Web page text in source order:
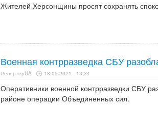
Жителей Херсонщины просят сохранять
Военная контрразведка СБУ
РепортерUA 18.05.2021 - 13:34
Оперативники военной контрразведки СБУ
районе операции Объединенных сил.